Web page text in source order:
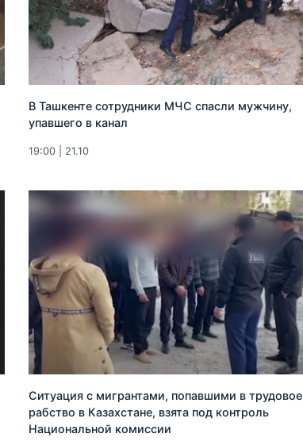
В Ташкенте сотрудники МЧС спасли мужчину,
упавшего в канал
19:00 | 21.10
Ситуация с мигрантами, попавшими в трудовое
рабство в Казахстане, взята под контроль
Национальной комиссии